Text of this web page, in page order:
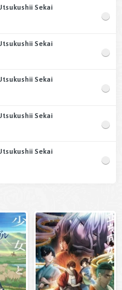
Sekai
Sekai
Sekai
Sekai
Sekai